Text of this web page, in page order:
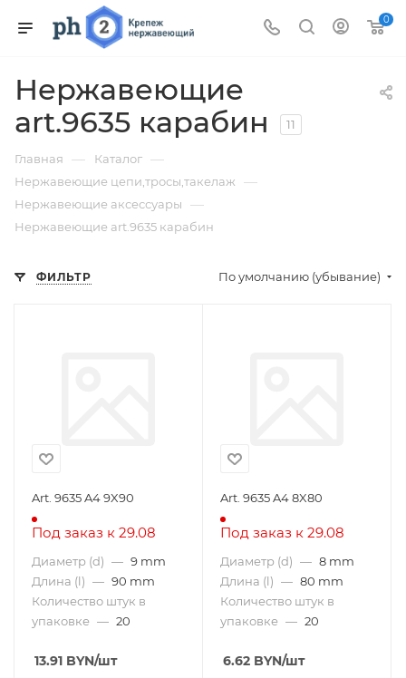
0
Нержавеющие
art.9635 карабин
11
Главная — Каталог —
Нержавеющие цепи,тросы,такелаж —
Нержавеющие аксессуары —
Нержавеющие art.9635 карабин
ФИЛЬТР По умолчанию (убывание)
Art. 9635 A4 9X90
Под заказ к 29.08
Диаметр (d) — 9 mm
Длина (l) — 90 mm
Количество штук в
упаковке — 20
13.91 BYN/шт
Art. 9635 A4 8X80
Под заказ к 29.08
Диаметр (d) — 8 mm
Длина (l) — 80 mm
Количество штук в
упаковке — 20
6.62 BYN/шт